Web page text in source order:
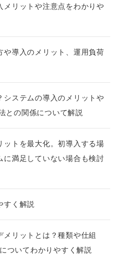
メリットや注意点をわかりや
や導入のメリット、運用負荷
システムの導入のメリットや
との関係について解説
ットを最大化。初導入する場
に満足していない場合も検討
すく解説
メリットとは？種類や仕組
ついてわかりやすく解説